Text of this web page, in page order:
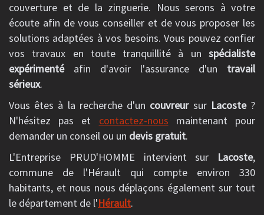
couverture et de la zinguerie. Nous serons à votre
écoute afin de vous conseiller et de vous proposer les
solutions adaptées à vos besoins. Vous pouvez confier
vos travaux en toute tranquillité à un spécialiste
expérimentéafin d'avoir l'assurance d'un travail
sérieux.
Vous êtes à la recherche d'un couvreursur Lacoste?
N'hésitez pas et contactez-nous maintenant pour
demander un conseil ou un devis gratuit.
L'Entreprise PRUD'HOMME intervient sur Lacoste,
commune de l'Hérault qui compte environ 330
habitants, et nous nous déplaçons également sur tout
le département de l'Hérault.